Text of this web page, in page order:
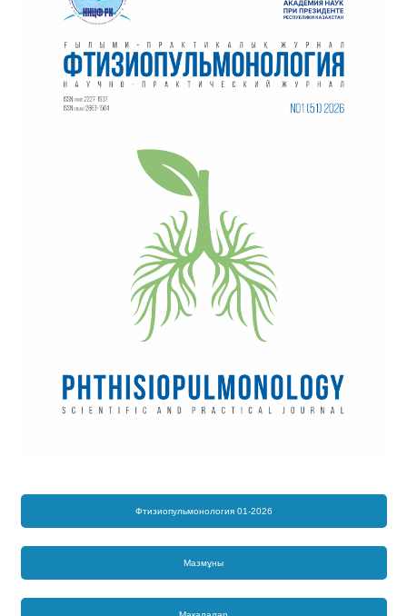
Фтизиопульмонология 01-2026
Мазмұны